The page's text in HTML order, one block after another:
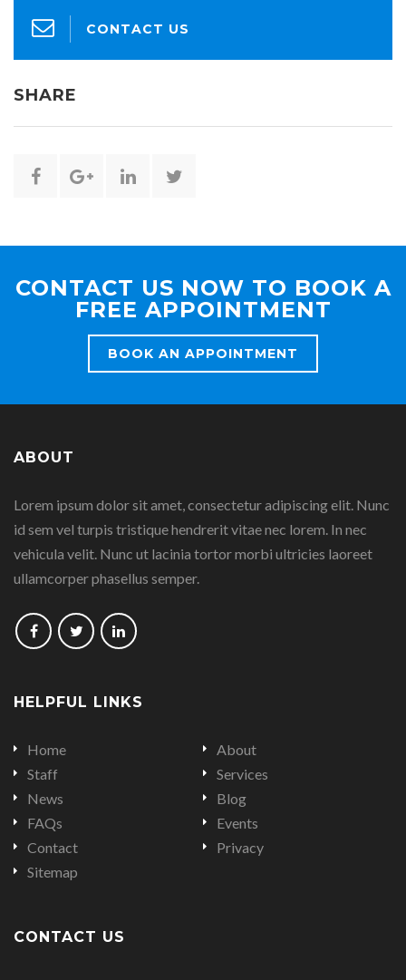
CONTACT US
SHARE
Share
Facebook
Share
on
Google
Share
on
Linkedin
Share
on
Twitter
CONTACT US NOW TO BOOK A
FREE APPOINTMENT
BOOK AN APPOINTMENT
ABOUT
Lorem ipsum dolor sit amet, consectetur adipiscing elit. Nunc
id sem vel turpis tristique hendrerit vitae nec lorem. In nec
vehicula velit. Nunc ut lacinia tortor morbi ultricies laoreet
ullamcorper phasellus semper.
Follow
on
Follow
on
Follow
on
HELPFUL LINKS
Home
About
Staff
Services
News
Blog
FAQs
Events
Contact
Privacy
Sitemap
CONTACT US